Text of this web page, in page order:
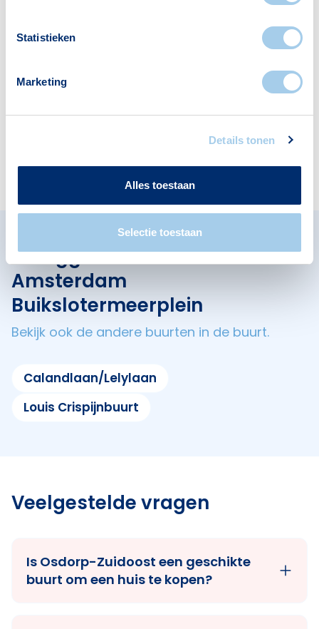
Statistieken
Marketing
Details tonen
Alles toestaan
Selectie toestaan
1 1
Omliggende buurten in
Amsterdam
Buikslotermeerplein
Bekijk ook de andere buurten in de buurt.
Calandlaan/Lelylaan
Louis Crispijnbuurt
Veelgestelde vragen
Is Osdorp-Zuidoost een geschikte
buurt om een huis te kopen?